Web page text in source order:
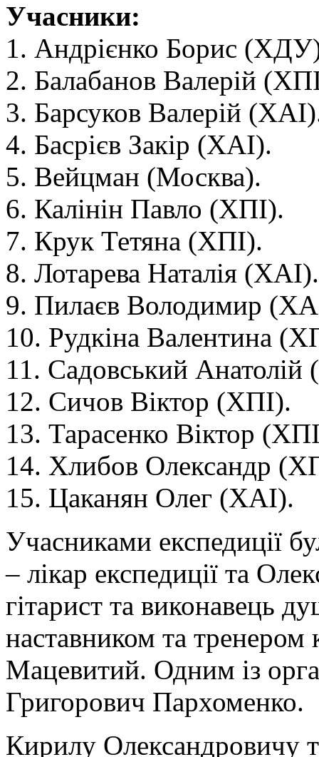
Учасники:
1. Андрієнко Борис
2. Балабанов Валерій
3. Барсуков Валерій
4. Басрієв Закір (ХАІ).
5. Вейцман (Москва).
6. Калінін Павло (ХПІ).
7. Крук Тетяна (ХПІ).
8. Лотарева Наталія (ХАІ).
9. Пилаєв Володимир
10. Рудкіна Валентина
11. Садовський Анатолій
12. Сичов Віктор (ХПІ).
13. Тарасенко Віктор
14. Хлибов Олександр
15. Цаканян Олег (ХАІ).
Учасниками експедиції
– лікар експедиції та
гітарист та виконавець
наставником та
Мацевитий. Одним із
Григорович Пархоменко.
Кирилу Олександровичу